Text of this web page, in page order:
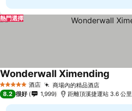
熱門選擇
5 星級 酒店 商場內的精品酒店
Wonderwall Ximending
8.2 很好 1,999 距離頂溪捷運站 3.6 公里